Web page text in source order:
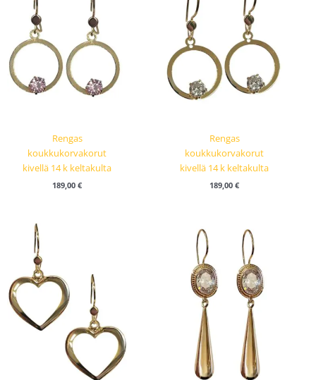
Rengas
koukkukorvakorut
kivellä 14 k keltakulta
189,00 €
Rengas
koukkukorvakorut
kivellä 14 k keltakulta
189,00 €